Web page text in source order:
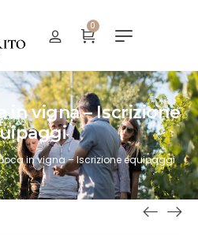
0
in vigna – Iscrizione
in vigna – Iscrizione equipaggi